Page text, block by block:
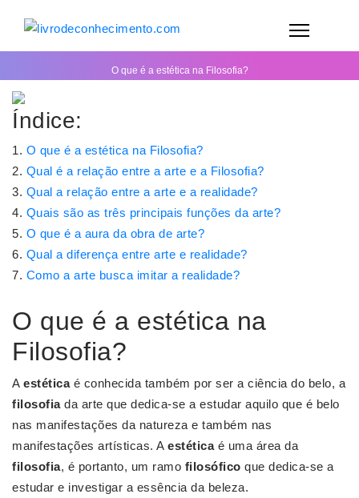
O que é a estética na Filosofia?
Índice:
O que é a estética na Filosofia?
Qual é a relação entre a arte e a Filosofia?
Qual a relação entre a arte e a realidade?
Quais são as três principais funções da arte?
O que é a aura da obra de arte?
Qual a diferença entre arte e realidade?
Como a arte busca imitar a realidade?
O que é a estética na
Filosofia?
A estéticaé conhecida também por ser a ciência do belo, a
filosofiada arte que dedica-se a estudar aquilo que é belo
nas manifestações da natureza e também nas
manifestações artísticas. A estéticaé uma área da
filosofia, é portanto, um ramo filosófico que dedica-se a
estudar e investigar a essência da beleza.